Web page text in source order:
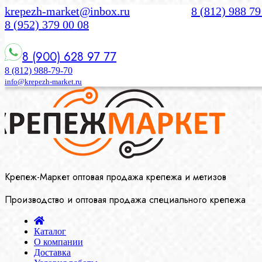
krepezh-market@inbox.ru
8 (812) 988
8 (952) 379 00 08
8 (900) 628 97 77
8 (812) 988-79-70
info@krepezh-market.ru
Крепеж-Маркет оптовая продажа крепежа и метизов
Производство и оптовая продажа специального крепежа
Каталог
О компании
Доставка